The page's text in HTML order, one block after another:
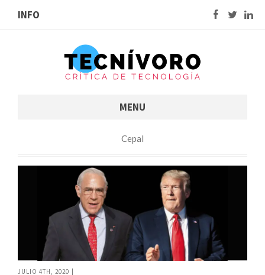
INFO
MENU
Cepal
JULIO 4TH, 2020